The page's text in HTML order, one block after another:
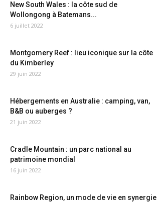
New South Wales : la côte sud de
Wollongong à Batemans...
6 juillet 2022
Montgomery Reef : lieu iconique sur la côte
du Kimberley
29 juin 2022
Hébergements en Australie : camping, van,
B&B ou auberges ?
21 juin 2022
Cradle Mountain : un parc national au
patrimoine mondial
16 juin 2022
Rainbow Region, un mode de vie en synergie